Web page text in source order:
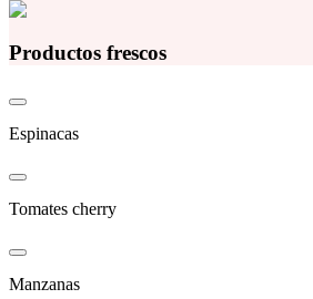
Productos frescos
Espinacas
Tomates cherry
Manzanas